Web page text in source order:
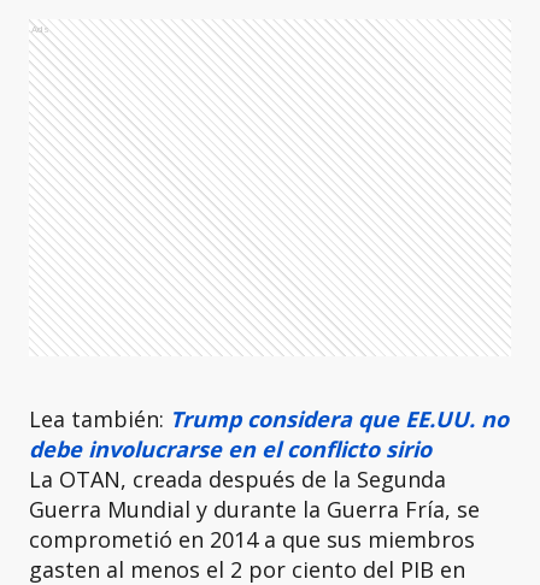
Ads
Lea también: Trump considera que EE.UU. no
debe involucrarse en el conflicto sirio
La OTAN, creada después de la Segunda
Guerra Mundial y durante la Guerra Fría, se
comprometió en 2014 a que sus miembros
gasten al menos el 2 por ciento del PIB en